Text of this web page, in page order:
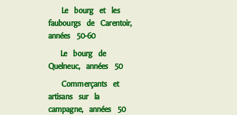
Le bourg et les
faubourgs de Carentoir,
années 50-60
Le bourg de
Quelneuc, années 50
Commerçants et
artisans sur la
campagne, années 50